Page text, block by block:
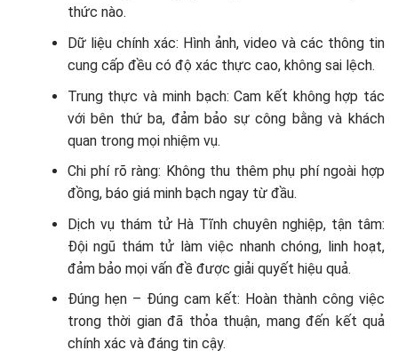
thức nào.
Dữ liệu chính xác: Hình ảnh, video và các thông tin
cung cấp đều có độ xác thực cao, không sai lệch.
Trung thực và minh bạch: Cam kết không hợp tác
với bên thứ ba, đảm bảo sự công bằng và khách
quan trong mọi nhiệm vụ.
Chi phí rõ ràng: Không thu thêm phụ phí ngoài hợp
đồng, báo giá minh bạch ngay từ đầu.
Dịch vụ thám tử Hà Tĩnh chuyên nghiệp, tận tâm:
Đội ngũ thám tử làm việc nhanh chóng, linh hoạt,
đảm bảo mọi vấn đề được giải quyết hiệu quả.
Đúng hẹn – Đúng cam kết: Hoàn thành công việc
trong thời gian đã thỏa thuận, mang đến kết quả
chính xác và đáng tin cậy.